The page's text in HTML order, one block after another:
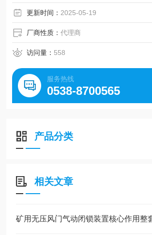
更新时间： 2025-05-19
厂商性质：代理商
访问量： 558
服务热线
0538-8700565
产品分类
相关文章
矿用无压风门气动闭锁装置核心作用整